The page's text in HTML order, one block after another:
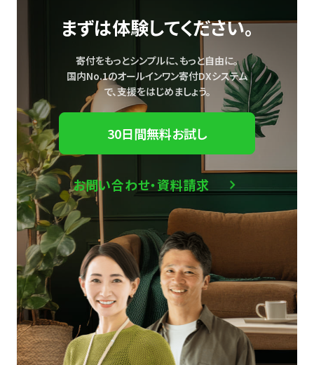
まずは体験してください。
寄付をもっとシンプルに、もっと自由に。
国内No.1のオールインワン寄付DXシステム
で、支援をはじめましょう。
30日間無料お試し
お問い合わせ・資料請求